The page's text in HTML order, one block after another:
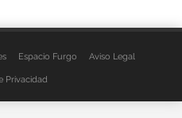
Espacio Furgo Aviso Legal
Privacidad